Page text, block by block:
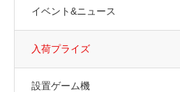
イベント&ニュース
入荷プライズ
設置ゲーム機